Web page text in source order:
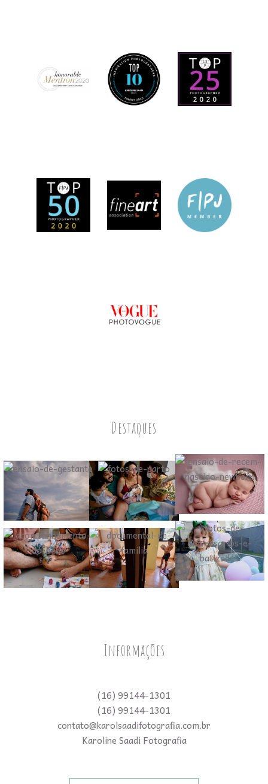
Destaques
Informações
(16) 99144-1301
(16) 99144-1301
contato@karolsaadifotografia.com.br
Karoline Saadi Fotografia